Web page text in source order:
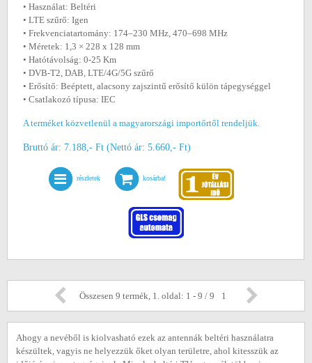
• Használat: Beltéri
• LTE szűrő: Igen
• Frekvenciatartomány: 174–230 MHz, 470–698 MHz
• Méretek: 1,3 × 228 x 128 mm
• Hatótávolság: 0-25 Km
• DVB-T2, DAB, LTE/4G/5G szűrő
• Erősítő: Beéptett, alacsony zajszintű erősítő külön tápegységgel
• Csatlakozó típusa: IEC
A terméket közvetlenül a magyarországi importőrtől rendeljük.
Bruttó ár: 7.188,- Ft (Nettó ár: 5.660,- Ft)
részletek kosárba!
Összesen 9 termék, 1. oldal: 1 - 9 / 9 1
Ahogy a nevéből is kiolvasható ezek az antennák beltéri használatra
készültek, vagyis ne helyezzük őket olyan területre, ahol kitesszük az